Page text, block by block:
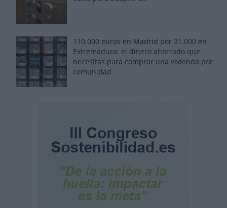
110.000 euros en Madrid por 31.000 en
Extremadura: el dinero ahorrado que
necesitas para comprar una vivienda por
comunidad